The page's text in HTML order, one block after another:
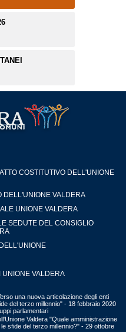
COSTITUTIVO DELL'UNIONE
DELL'UNIONE VALDERA
UNIONE VALDERA
SEDUTE DEL CONSIGLIO
UNIONE VALDERA
una nuova articolazione degli enti
del terzo millennio" - 18 febbraio 2020
parlamentari
Valdera "Quale amministrazione
sfide del terzo millennio?" - 29 ottobre